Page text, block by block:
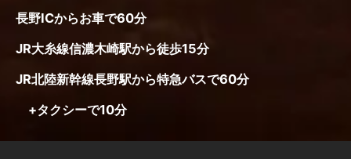
長野ICからお車で60分
JR大糸線信濃木崎駅から徒歩15分
JR北陸新幹線長野駅から特急バスで60分
+タクシーで10分